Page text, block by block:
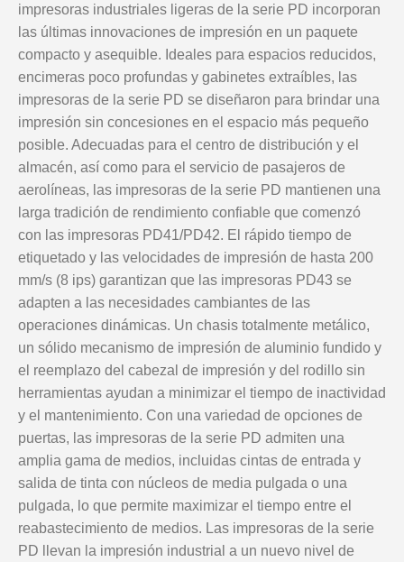
impresoras industriales ligeras de la serie PD incorporan
las últimas innovaciones de impresión en un paquete
compacto y asequible. Ideales para espacios reducidos,
encimeras poco profundas y gabinetes extraíbles, las
impresoras de la serie PD se diseñaron para brindar una
impresión sin concesiones en el espacio más pequeño
posible. Adecuadas para el centro de distribución y el
almacén, así como para el servicio de pasajeros de
aerolíneas, las impresoras de la serie PD mantienen una
larga tradición de rendimiento confiable que comenzó
con las impresoras PD41/PD42. El rápido tiempo de
etiquetado y las velocidades de impresión de hasta 200
mm/s (8 ips) garantizan que las impresoras PD43 se
adapten a las necesidades cambiantes de las
operaciones dinámicas. Un chasis totalmente metálico,
un sólido mecanismo de impresión de aluminio fundido y
el reemplazo del cabezal de impresión y del rodillo sin
herramientas ayudan a minimizar el tiempo de inactividad
y el mantenimiento. Con una variedad de opciones de
puertas, las impresoras de la serie PD admiten una
amplia gama de medios, incluidas cintas de entrada y
salida de tinta con núcleos de media pulgada o una
pulgada, lo que permite maximizar el tiempo entre el
reabastecimiento de medios. Las impresoras de la serie
PD llevan la impresión industrial a un nuevo nivel de